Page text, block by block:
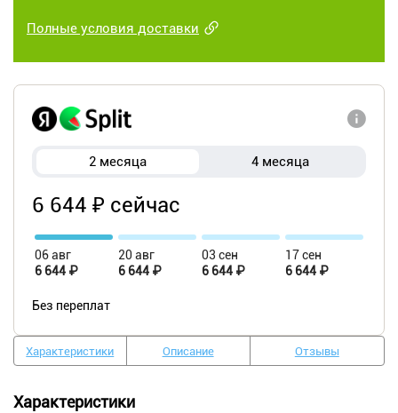
Полные условия доставки
2 месяца 4 месяца
6 644 ₽ сейчас
06 авг
6 644 ₽
20 авг
6 644 ₽
03 сен
6 644 ₽
17 сен
6 644 ₽
Без переплат
Характеристики Описание Отзывы
Характеристики